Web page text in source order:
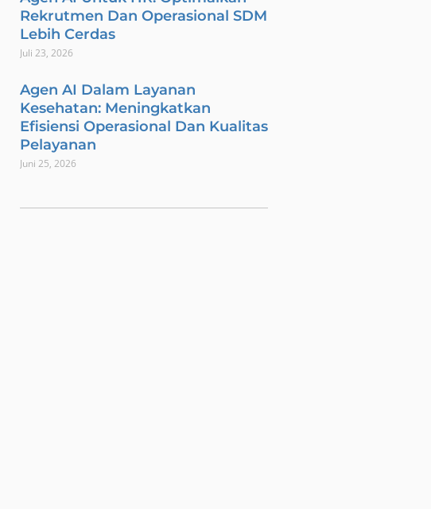
Rekrutmen Dan Operasional SDM
Lebih Cerdas
Juli 23, 2026
Agen AI Dalam Layanan
Kesehatan: Meningkatkan
Efisiensi Operasional Dan Kualitas
Pelayanan
Juni 25, 2026